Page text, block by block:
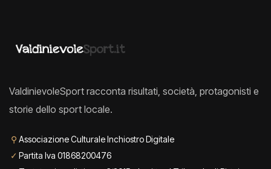
ValdinievoleSport racconta risultati, società, protagonisti e
storie dello sport locale.
⚲ Associazione Culturale Inchiostro Digitale
✓ Partita Iva 01868200476